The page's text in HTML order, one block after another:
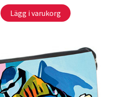
Lägg i varukorg